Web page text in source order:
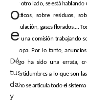
Por otro lado, se está
plásticos, sobre residuos,
circulación, gases florados,…
hay una comisión trabajando
Europa. Por lo tanto,
luego ha sido una errata,
incertidumbres a lo que son
cómo se articula todo el
o
Déjanos
tus
datos
y